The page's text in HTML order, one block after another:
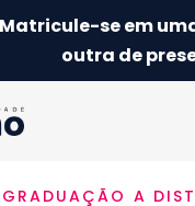
Matricule-se em
outra de
A